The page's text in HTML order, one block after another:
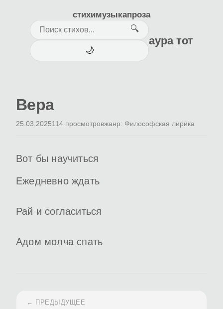
стихимузыкапроза
🔍
🌙
аура тот
Вера
25.03.2025114 просмотровжанр: Философская лирика
Вот бы научиться
Ежедневно ждать
Рай и согласиться
Адом молча спать
← ПРЕДЫДУЩЕЕ